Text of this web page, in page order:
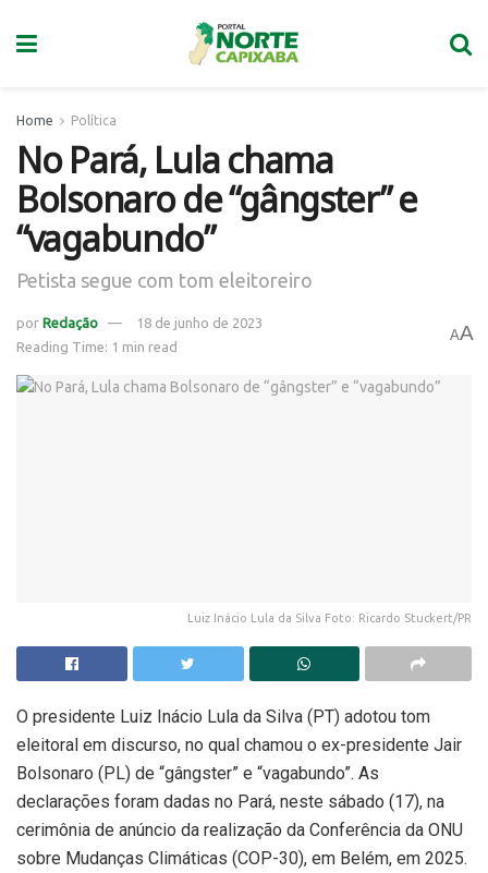
Home Política
No Pará, Lula chama
Bolsonaro de “gângster” e
“vagabundo”
Petista segue com tom eleitoreiro
por Redação
18 de junho de 2023
Reading Time: 1 min read
AA
Luiz Inácio Lula da Silva Foto: Ricardo Stuckert/PR
O presidente Luiz Inácio Lula da Silva (PT) adotou tom
eleitoral em discurso, no qual chamou o ex-presidente Jair
Bolsonaro (PL) de “gângster” e “vagabundo”. As
declarações foram dadas no Pará, neste sábado (17), na
cerimônia de anúncio da realização da Conferência da ONU
sobre Mudanças Climáticas (COP-30), em Belém, em 2025.